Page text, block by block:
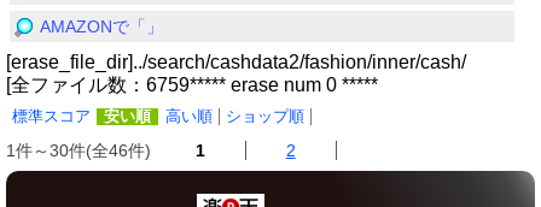
AMAZONで「」
[erase_file_dir]../search/cashdata2/fashion/inner/cash/
[全ファイル数：6759***** erase num 0 *****
標準スコア 安い順 高い順 ショップ順
1件～30件(全46件) 1 2